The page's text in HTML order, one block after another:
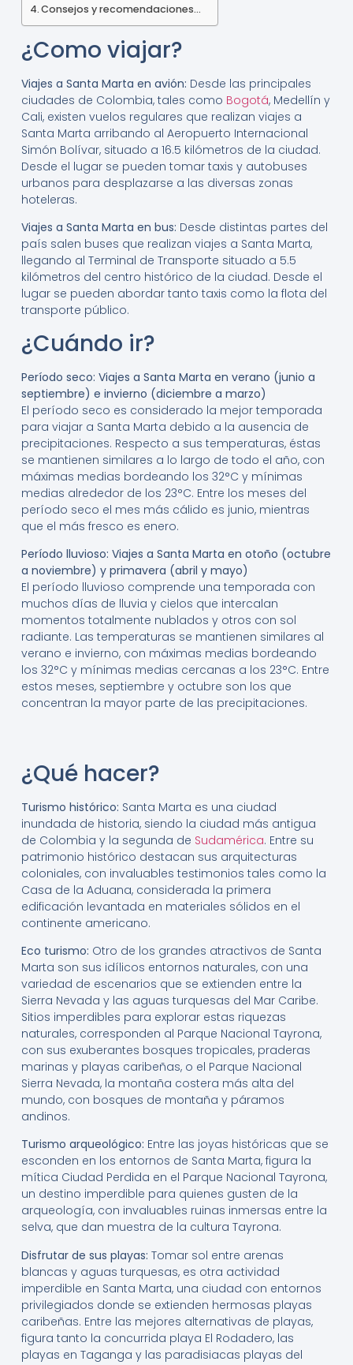
Consejos y recomendaciones…
¿Como viajar?
Viajes a Santa Marta en avión: Desde las principales
ciudades de Colombia, tales como Bogotá, Medellín y
Cali, existen vuelos regulares que realizan viajes a
Santa Marta arribando al Aeropuerto Internacional
Simón Bolívar, situado a 16.5 kilómetros de la ciudad.
Desde el lugar se pueden tomar taxis y autobuses
urbanos para desplazarse a las diversas zonas
hoteleras.
Viajes a Santa Marta en bus: Desde distintas partes del
país salen buses que realizan viajes a Santa Marta,
llegando al Terminal de Transporte situado a 5.5
kilómetros del centro histórico de la ciudad. Desde el
lugar se pueden abordar tanto taxis como la flota del
transporte público.
¿Cuándo ir?
Período seco: Viajes a Santa Marta en verano (junio a
septiembre) e invierno (diciembre a marzo)
El período seco es considerado la mejor temporada
para viajar a Santa Marta debido a la ausencia de
precipitaciones. Respecto a sus temperaturas, éstas
se mantienen similares a lo largo de todo el año, con
máximas medias bordeando los 32°C y mínimas
medias alrededor de los 23°C. Entre los meses del
período seco el mes más cálido es junio, mientras
que el más fresco es enero.
Período lluvioso: Viajes a Santa Marta en otoño (octubre
a noviembre) y primavera (abril y mayo)
El período lluvioso comprende una temporada con
muchos días de lluvia y cielos que intercalan
momentos totalmente nublados y otros con sol
radiante. Las temperaturas se mantienen similares al
verano e invierno, con máximas medias bordeando
los 32°C y mínimas medias cercanas a los 23°C. Entre
estos meses, septiembre y octubre son los que
concentran la mayor parte de las precipitaciones.
¿Qué hacer?
Turismo histórico: Santa Marta es una ciudad
inundada de historia, siendo la ciudad más antigua
de Colombia y la segunda de Sudamérica. Entre su
patrimonio histórico destacan sus arquitecturas
coloniales, con invaluables testimonios tales como la
Casa de la Aduana, considerada la primera
edificación levantada en materiales sólidos en el
continente americano.
Eco turismo: Otro de los grandes atractivos de Santa
Marta son sus idílicos entornos naturales, con una
variedad de escenarios que se extienden entre la
Sierra Nevada y las aguas turquesas del Mar Caribe.
Sitios imperdibles para explorar estas riquezas
naturales, corresponden al Parque Nacional Tayrona,
con sus exuberantes bosques tropicales, praderas
marinas y playas caribeñas, o el Parque Nacional
Sierra Nevada, la montaña costera más alta del
mundo, con bosques de montaña y páramos
andinos.
Turismo arqueológico: Entre las joyas históricas que se
esconden en los entornos de Santa Marta, figura la
mítica Ciudad Perdida en el Parque Nacional Tayrona,
un destino imperdible para quienes gusten de la
arqueología, con invaluables ruinas inmersas entre la
selva, que dan muestra de la cultura Tayrona.
Disfrutar de sus playas: Tomar sol entre arenas
blancas y aguas turquesas, es otra actividad
imperdible en Santa Marta, una ciudad con entornos
privilegiados donde se extienden hermosas playas
caribeñas. Entre las mejores alternativas de playas,
figura tanto la concurrida playa El Rodadero, las
playas en Taganga y las paradisiacas playas del